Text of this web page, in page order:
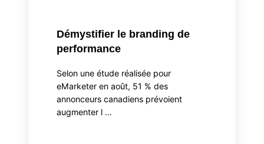
Démystifier le branding de
performance
Selon une étude réalisée pour
eMarketer en août, 51 % des
annonceurs canadiens prévoient
augmenter l …